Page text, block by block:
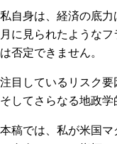
私自身は、経済の底
月に見られたような
は否定できません。
注目しているリスク要
そしてさらなる地政学
本稿では、私が米国